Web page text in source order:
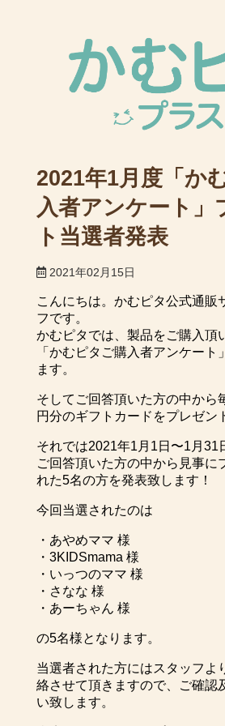
2021年1月度「か
入者アンケート」
ト当選者発表
2021年02月15日
こんにちは。かむピタ公式通販
フです。
かむピタでは、製品をご購入頂
「かむピタご購入者アンケート
ます。
そしてご回答頂いた方の中から
円分のギフトカードをプレゼン
それでは2021年1月1日〜1月31
ご回答頂いた方の中から見事に
れた5名の方を発表致します！
今回当選されたのは
・あやめママ 様
・3KIDSmama 様
・いっつのママ 様
・さなな 様
・あーちゃん 様
の5名様となります。
当選者された方にはスタッフよ
絡させて頂きますので、ご確認
い致します。